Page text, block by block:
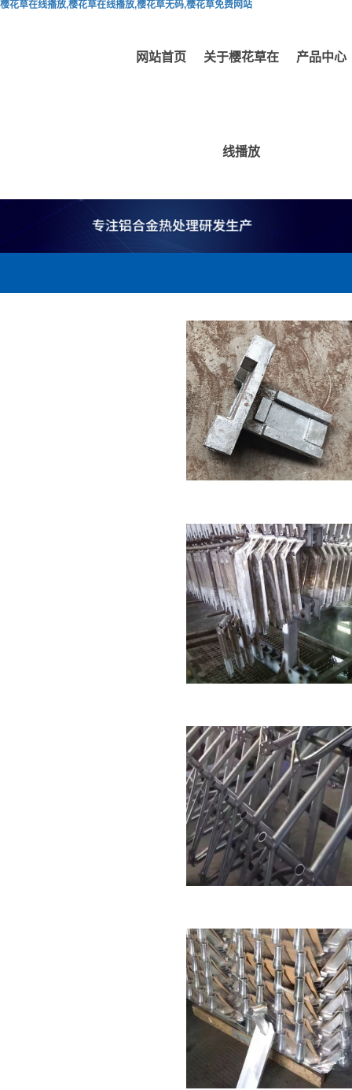
樱花草在线播放,樱花草在线播放,樱花草无码,樱花草免费网站
网站首页 关于樱花草在
线播放
产品中心